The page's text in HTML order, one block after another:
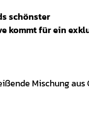
schönster
kommt für ein
Mischung aus